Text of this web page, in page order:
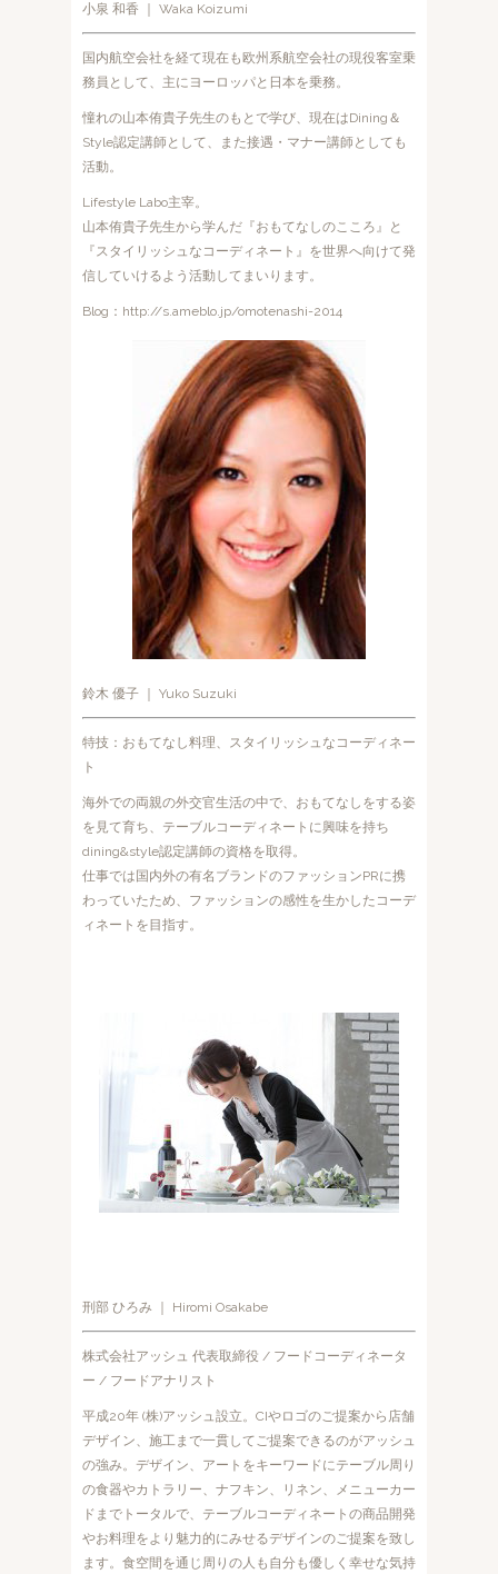
小泉 和香 ｜ Waka Koizumi
国内航空会社を経て現在も欧州系航空会社の現役客室乗
務員として、主にヨーロッパと日本を乗務。
憧れの山本侑貴子先生のもとで学び、現在はDining＆
Style認定講師として、また接遇・マナー講師としても
活動。
Lifestyle Labo主宰。
山本侑貴子先生から学んだ『おもてなしのこころ』と
『スタイリッシュなコーディネート』を世界へ向けて発
信していけるよう活動してまいります。
Blog：http://s.ameblo.jp/omotenashi-2014
鈴木 優子 ｜ Yuko Suzuki
特技：おもてなし料理、スタイリッシュなコーディネー
ト
海外での両親の外交官生活の中で、おもてなしをする姿
を見て育ち、テーブルコーディネートに興味を持ち
dining&style認定講師の資格を取得。
仕事では国内外の有名ブランドのファッションPRに携
わっていたため、ファッションの感性を生かしたコーデ
ィネートを目指す。
刑部 ひろみ ｜ Hiromi Osakabe
株式会社アッシュ 代表取締役 / フードコーディネータ
ー / フードアナリスト
平成20年 (株)アッシュ設立。CIやロゴのご提案から店舗
デザイン、施工まで一貫してご提案できるのがアッシュ
の強み。デザイン、アートをキーワードにテーブル周り
の食器やカトラリー、ナフキン、リネン、メニューカー
ドまでトータルで、テーブルコーディネートの商品開発
やお料理をより魅力的にみせるデザインのご提案を致し
ます。食空間を通じ周りの人も自分も優しく幸せな気持